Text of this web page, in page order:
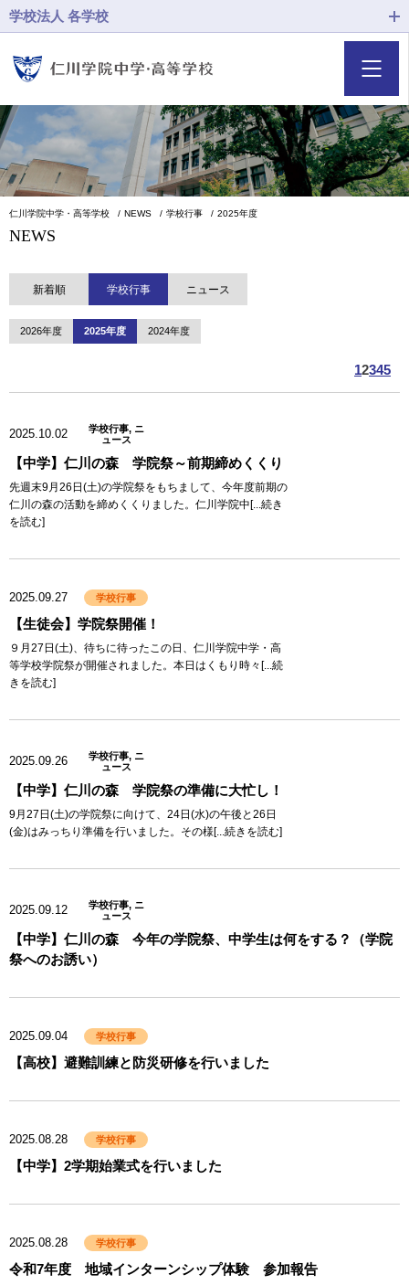
学校法人 各学校
仁川学院中学・高等学校 NEWS 学校行事 2025年度
NEWS
新着順 学校行事 ニュース
2026年度 2025年度 2024年度
12345
2025.10.02
学校行事, ニ
ュース
【中学】仁川の森 学院祭～前期締めくくり
先週末9月26日(土)の学院祭をもちまして、今年度前期の
仁川の森の活動を締めくくりました。仁川学院中[...続き
を読む]
2025.09.27 学校行事
【生徒会】学院祭開催！
９月27日(土)、待ちに待ったこの日、仁川学院中学・高
等学校学院祭が開催されました。本日はくもり時々[...続
きを読む]
2025.09.26
学校行事, ニ
ュース
【中学】仁川の森 学院祭の準備に大忙し！
9月27日(土)の学院祭に向けて、24日(水)の午後と26日
(金)はみっちり準備を行いました。その様[...続きを読む]
2025.09.12
学校行事, ニ
ュース
【中学】仁川の森 今年の学院祭、中学生は何をする？（学院
祭へのお誘い）
2025.09.04 学校行事
【高校】避難訓練と防災研修を行いました
2025.08.28 学校行事
【中学】2学期始業式を行いました
2025.08.28 学校行事
令和7年度 地域インターンシップ体験 参加報告